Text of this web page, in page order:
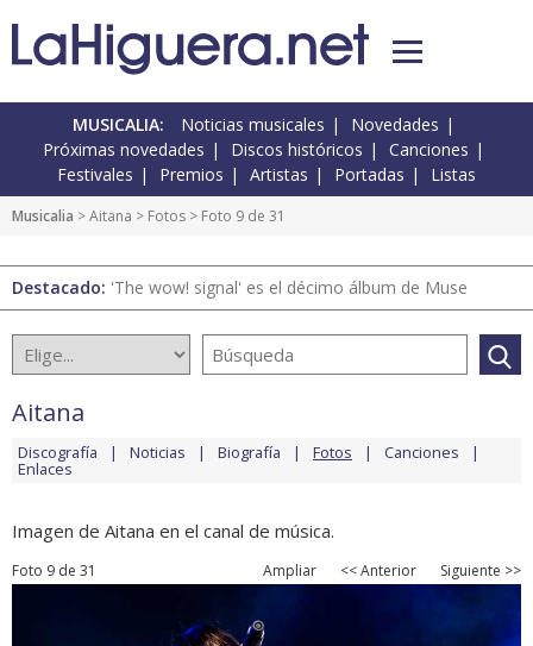
MUSICALIA: Noticias musicales
Novedades
Próximas novedades
Discos históricos
Canciones
Festivales
Premios Artistas Portadas Listas
Musicalia >Aitana > Fotos > Foto 9 de 31
Destacado: 'The wow! signal' es el décimo álbum de Muse
Aitana
Discografía Noticias Biografía Fotos Canciones
Enlaces
Imagen de Aitana en el canal de música.
Foto 9 de 31 Ampliar << Anterior Siguiente >>